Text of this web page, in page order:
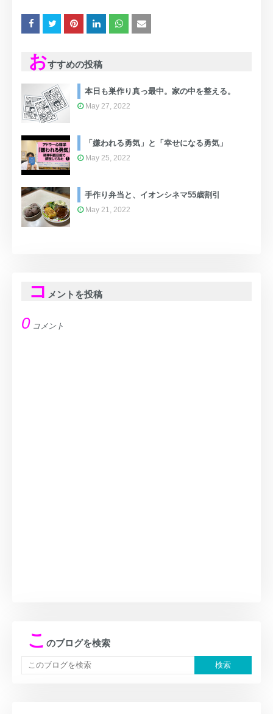
おすすめの投稿
本日も巣作り真っ最中。家の中を整える。
May 27, 2022
「嫌われる勇気」と「幸せになる勇気」
May 25, 2022
手作り弁当と、イオンシネマ55歳割引
May 21, 2022
コ メントを投稿
0 コメント
こ のブログを検索